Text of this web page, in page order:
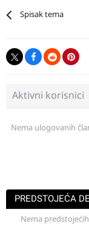
Spisak tema
Aktivni korisnici
Nema ulogovanih
PREDSTOJEĆA
Nema